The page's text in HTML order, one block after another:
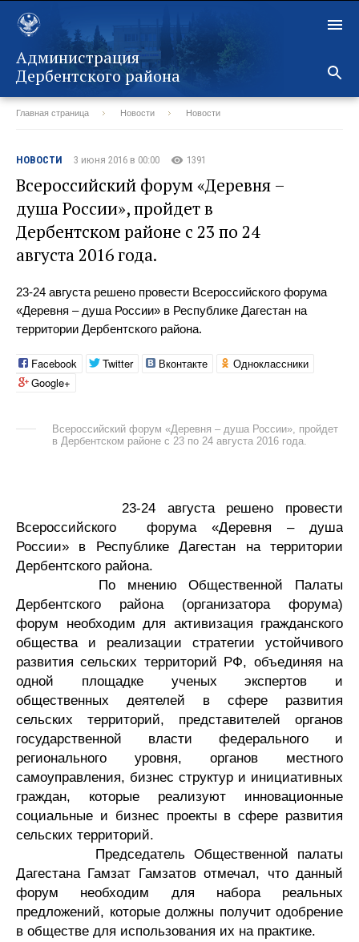
Администрация
Дербентского района
Главная страница Новости Новости
НОВОСТИ 3 июня 2016 в 00:00 1391
Всероссийский форум «Деревня –
душа России», пройдет в
Дербентском районе с 23 по 24
августа 2016 года.
23-24 августа решено провести Всероссийского форума
«Деревня – душа России» в Республике Дагестан на
территории Дербентского района.
Facebook Twitter Вконтакте
Одноклассники
Google+
Всероссийский форум «Деревня – душа России», пройдет
в Дербентском районе с 23 по 24 августа 2016 года.
23-24 августа решено провести
Всероссийского форума «Деревня – душа
России» в Республике Дагестан на территории
Дербентского района.
По мнению Общественной Палаты
Дербентского района (организатора форума)
форум необходим для активизация гражданского
общества и реализации стратегии устойчивого
развития сельских территорий РФ, объединяя на
одной площадке ученых экспертов и
общественных деятелей в сфере развития
сельских территорий, представителей органов
государственной власти федерального и
регионального уровня, органов местного
самоуправления, бизнес структур и инициативных
граждан, которые реализуют инновационные
социальные и бизнес проекты в сфере развития
сельских территорий.
Председатель Общественной палаты
Дагестана Гамзат Гамзатов отмечал, что данный
форум необходим для набора реальных
предложений, которые должны получит одобрение
в обществе для использования их на практике.